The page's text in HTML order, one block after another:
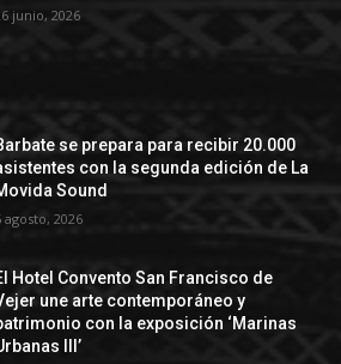
junio, 2026
se prepara para recibir 20.000
con la segunda edición de La
Sound
agosto, 2026
Hotel Convento San Francisco de
une arte contemporáneo y
con la exposición ‘Marinas
III’